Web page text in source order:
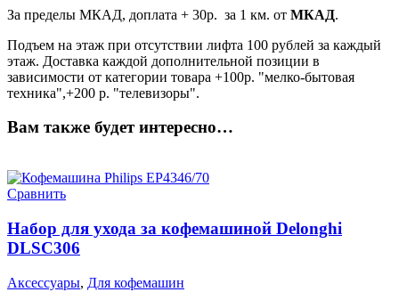
За пределы МКАД, доплата + 30р. за 1 км. от МКАД.
Подъем на этаж при отсутствии лифта 100 рублей за каждый
этаж. Доставка каждой дополнительной позиции в
зависимости от категории товара +100р. "мелко-бытовая
техника",+200 р. "телевизоры".
Вам также будет интересно…
Сравнить
Набор для ухода за кофемашиной Delonghi
DLSC306
Аксессуары, Для кофемашин